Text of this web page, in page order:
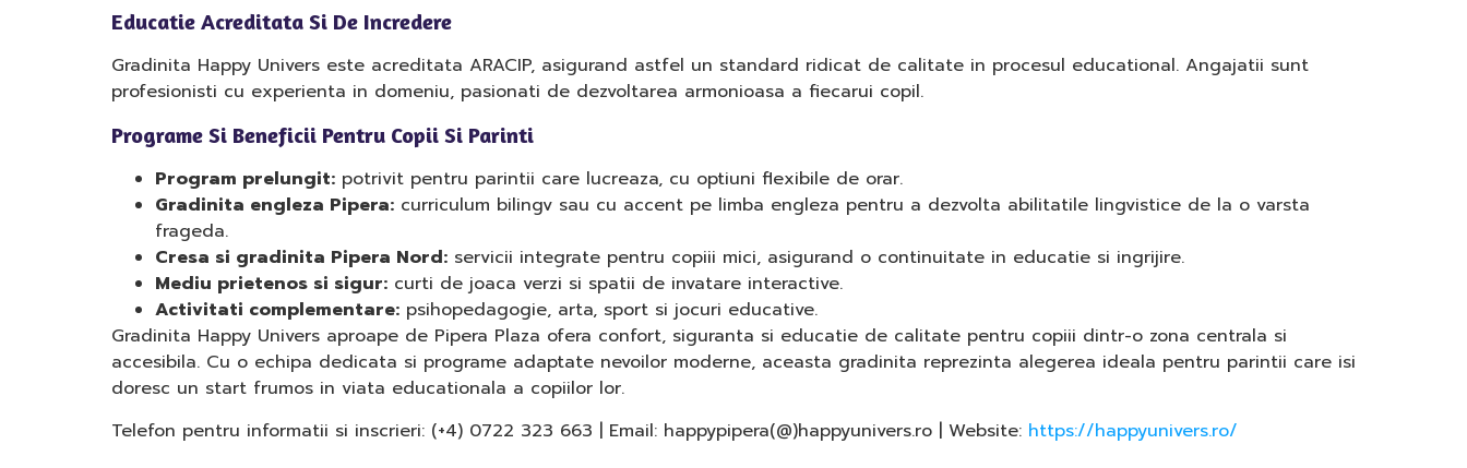
Educatie Acreditata Si De Incredere
Gradinita Happy Univers este acreditata ARACIP, asigurand astfel un standard ridicat de calitate in procesul educational. Angajatii sunt
profesionisti cu experienta in domeniu, pasionati de dezvoltarea armonioasa a fiecarui copil.
Programe Si Beneficii Pentru Copii Si Parinti
Program prelungit: potrivit pentru parintii care lucreaza, cu optiuni flexibile de orar.
Gradinita engleza Pipera: curriculum bilingv sau cu accent pe limba engleza pentru a dezvolta abilitatile lingvistice de la o varsta
frageda.
Cresa si gradinita Pipera Nord: servicii integrate pentru copiii mici, asigurand o continuitate in educatie si ingrijire.
Mediu prietenos si sigur: curti de joaca verzi si spatii de invatare interactive.
Activitati complementare: psihopedagogie, arta, sport si jocuri educative.
Gradinita Happy Univers aproape de Pipera Plaza ofera confort, siguranta si educatie de calitate pentru copiii dintr-o zona centrala si
accesibila. Cu o echipa dedicata si programe adaptate nevoilor moderne, aceasta gradinita reprezinta alegerea ideala pentru parintii care isi
doresc un start frumos in viata educationala a copiilor lor.
Telefon pentru informatii si inscrieri: (+4) 0722 323 663 | Email: happypipera(@)happyunivers.ro | Website: https://happyunivers.ro/